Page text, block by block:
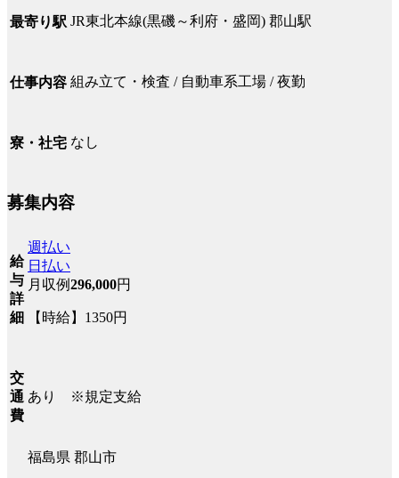
最寄り駅 JR東北本線(黒磯～利府・盛岡) 郡山駅
仕事内容 組み立て・検査 / 自動車系工場 / 夜勤
寮・社宅 なし
募集内容
給
与
詳
細
週払い
日払い
月収例296,000円
【時給】1350円
交
通
費
あり ※規定支給
福島県 郡山市